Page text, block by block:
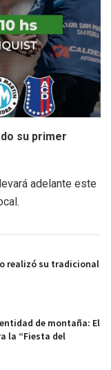
su primer
adelante este
realizó su tradicional
de montaña: El
la “Fiesta del